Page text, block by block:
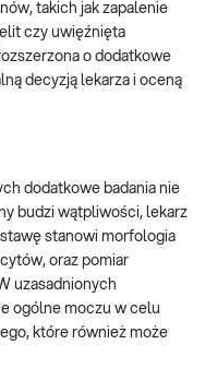
takich jak zapalenie
czy uwięźnięta
o dodatkowe
decyzją lekarza i oceną
dodatkowe badania nie
budzi wątpliwości, lekarz
stanowi morfologia
oraz pomiar
uzasadnionych
ogólne moczu w celu
które również może